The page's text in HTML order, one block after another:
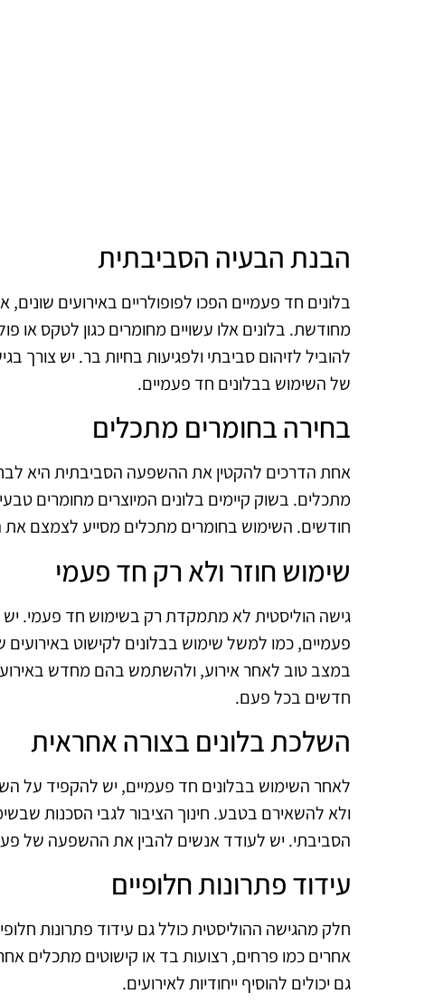
הבנת הבעיה הסביבתית
בלונים חד פעמיים הפכו לפופולריים באירועים
מחודשת. בלונים אלו עשויים מחומרים כגון לטקס
להוביל לזיהום סביבתי ולפגיעות בחיות בר. יש
של השימוש בבלונים חד פעמיים.
בחירה בחומרים מתכלים
אחת הדרכים להקטין את ההשפעה הסביבתית היא
מתכלים. בשוק קיימים בלונים המיוצרים מחומרים
חודשים. השימוש בחומרים מתכלים מסייע לצמצם את
שימוש חוזר ולא רק חד פעמי
גישה הוליסטית לא מתמקדת רק בשימוש חד פעמי. יש
פעמיים, כמו למשל שימוש בבלונים לקישוט באירועים
במצב טוב לאחר אירוע, ולהשתמש בהם מחדש
חדשים בכל פעם.
השלכת בלונים בצורה אחראית
לאחר השימוש בבלונים חד פעמיים, יש להקפיד על
ולא להשאירם בטבע. חינוך הציבור לגבי הסכנות
הסביבתי. יש לעודד אנשים להבין את ההשפעה של
עידוד פתרונות חלופיים
חלק מהגישה ההוליסטית כולל גם עידוד פתרונות
אחרים כמו פרחים, רצועות בד או קישוטים מתכלים
גם יכולים להוסיף ייחודיות לאירועים.